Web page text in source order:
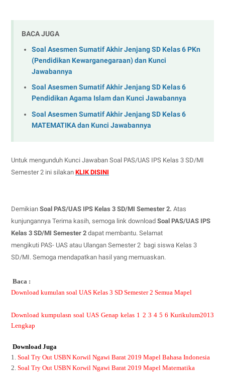
BACA JUGA
Soal Asesmen Sumatif Akhir Jenjang SD Kelas 6 PKn
(Pendidikan Kewarganegaraan) dan Kunci
Jawabannya
Soal Asesmen Sumatif Akhir Jenjang SD Kelas 6
Pendidikan Agama Islam dan Kunci Jawabannya
Soal Asesmen Sumatif Akhir Jenjang SD Kelas 6
MATEMATIKA dan Kunci Jawabannya
Untuk mengunduh Kunci Jawaban Soal PAS/UAS IPS Kelas 3 SD/MI
Semester 2 ini silakan KLIK DISINI
Demikian Soal PAS/UAS IPS Kelas 3 SD/MI Semester 2. Atas
kunjungannya Terima kasih, semoga link download Soal PAS/UAS IPS
Kelas 3 SD/MI Semester 2 dapat membantu. Selamat
mengikuti PAS- UAS atau Ulangan Semester 2 bagi siswa Kelas 3
SD/MI. Semoga mendapatkan hasil yang memuaskan.
Baca :
Download kumulan soal UAS Kelas 3 SD Semester 2 Semua Mapel
Download kumpulasn soal UAS Genap kelas 1 2 3 4 5 6 Kurikulum2013
Lengkap
Download Juga
1. Soal Try Out USBN Korwil Ngawi Barat 2019 Mapel Bahasa Indonesia
2. Soal Try Out USBN Korwil Ngawi Barat 2019 Mapel Matematika